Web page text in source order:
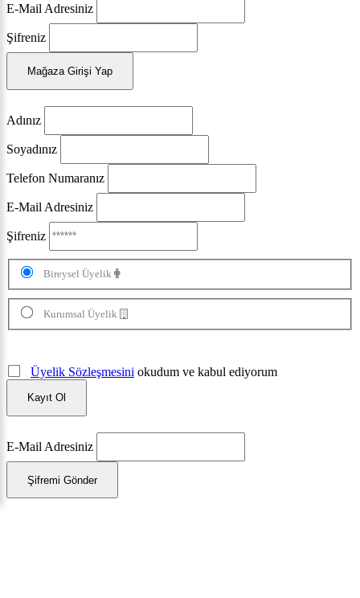
E-Mail Adresiniz
Şifreniz
Mağaza Girişi Yap
Adınız
Soyadınız
Telefon Numaranız
E-Mail Adresiniz
Şifreniz
Bireysel Üyelik
Kurumsal Üyelik
Üyelik Sözleşmesini okudum ve kabul ediyorum
Kayıt Ol
E-Mail Adresiniz
Şifremi Gönder